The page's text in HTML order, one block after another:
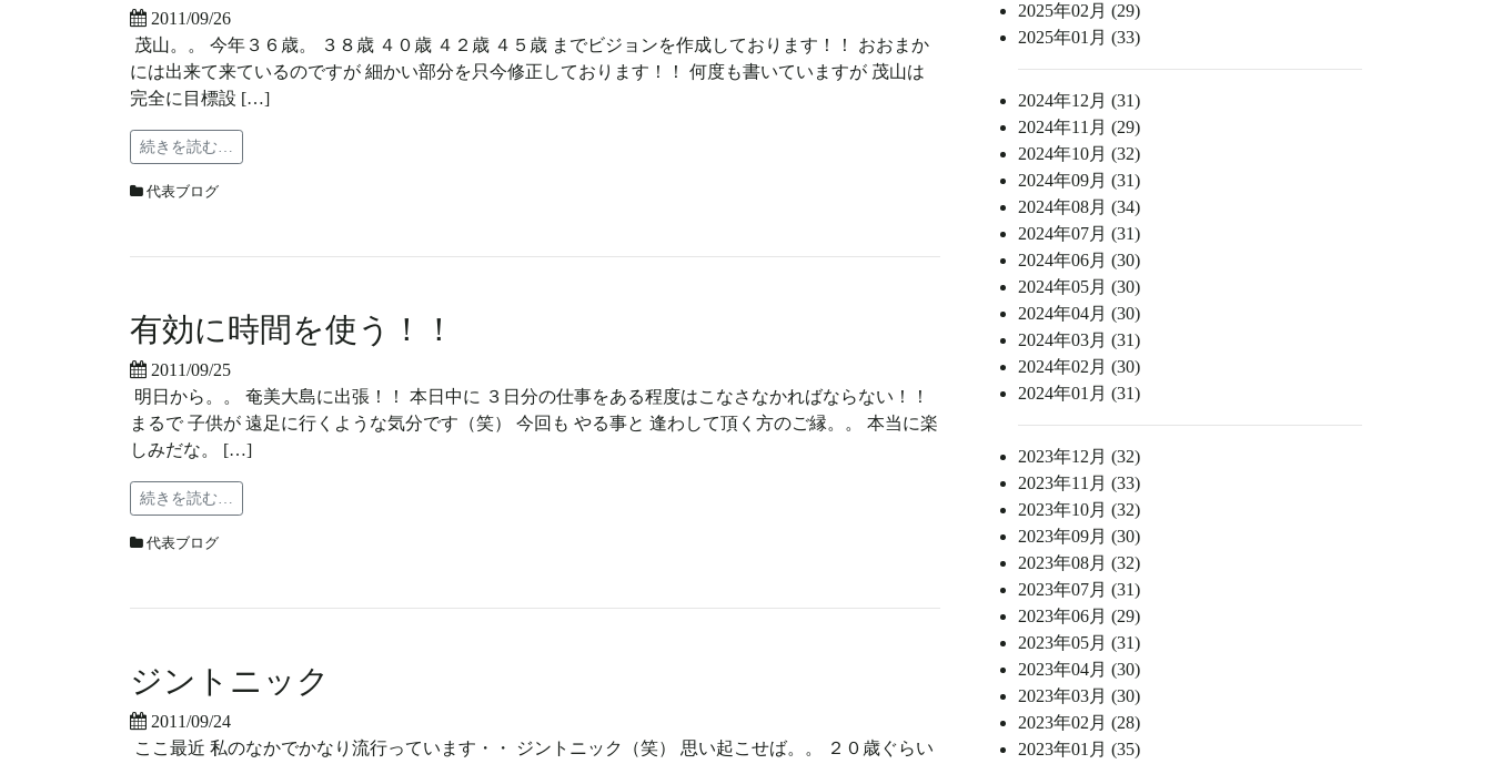
2011/09/26
茂山。。 今年３６歳。 ３８歳 ４０歳 ４２歳 ４５歳 までビジョンを作成しております！！ おおまか
には出来て来ているのですが 細かい部分を只今修正しております！！ 何度も書いていますが 茂山は
完全に目標設 […]
続きを読む…
代表ブログ
有効に時間を使う！！
2011/09/25
明日から。。 奄美大島に出張！！ 本日中に ３日分の仕事をある程度はこなさなかればならない！！
まるで 子供が 遠足に行くような気分です（笑） 今回も やる事と 逢わして頂く方のご縁。。 本当に楽
しみだな。 […]
続きを読む…
代表ブログ
ジントニック
2011/09/24
ここ最近 私のなかでかなり流行っています・・ ジントニック（笑） 思い起こせば。。 ２０歳ぐらい
2025年02月 (29)
2025年01月 (33)
2024年12月 (31)
2024年11月 (29)
2024年10月 (32)
2024年09月 (31)
2024年08月 (34)
2024年07月 (31)
2024年06月 (30)
2024年05月 (30)
2024年04月 (30)
2024年03月 (31)
2024年02月 (30)
2024年01月 (31)
2023年12月 (32)
2023年11月 (33)
2023年10月 (32)
2023年09月 (30)
2023年08月 (32)
2023年07月 (31)
2023年06月 (29)
2023年05月 (31)
2023年04月 (30)
2023年03月 (30)
2023年02月 (28)
2023年01月 (35)